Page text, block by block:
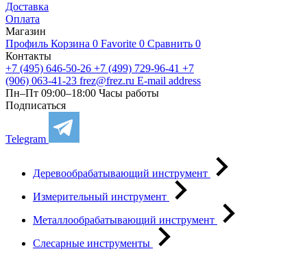
Доставка
Оплата
Магазин
Профиль Корзина 0 Favorite 0 Сравнить 0
Контакты
+7 (495) 646-50-26 +7 (499) 729-96-41 +7
(906) 063-41-23 frez@frez.ru E-mail address
Пн–Пт 09:00–18:00 Часы работы
Подписаться
Telegram
Деревообрабатывающий инструмент
Измерительный инструмент
Металлообрабатывающий инструмент
Слесарные инструменты